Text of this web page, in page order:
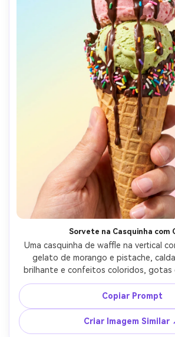
Sorvete na Casquinha com
Uma casquinha de waffle na vertical
gelato de morango e pistache,
brilhante e confeitos coloridos, gotas
capturadas no movimento, luz de
pastel limpo, fotografado com Canon
f/2, foco nítido na bola frontal,
fotorrealista --ar 4:5
Copiar Prompt
Criar Imagem Similar